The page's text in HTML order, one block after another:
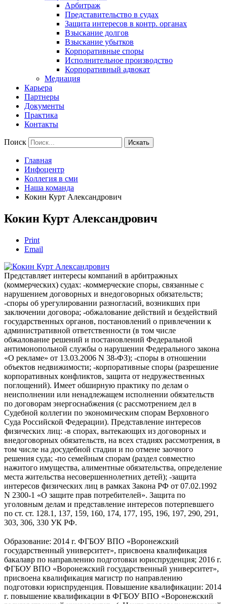
Арбитраж
Представительство в судах
Защита интересов в контр. органах
Взыскание долгов
Взыскание убытков
Корпоративные споры
Исполнительное производство
Корпоративный адвокат
Медиация
Карьера
Партнеры
Документы
Практика
Контакты
Поиск Искать
Главная
Инфоцентр
Коллегия в сми
Наша команда
Кокин Курт Александрович
Кокин Курт Александрович
Print
Email
Представляет интересы компаний в арбитражных
(коммерческих) судах: -коммерческие споры, связанные с
нарушением договорных и внедоговорных обязательств;
-споры об урегулировании разногласий, возникших при
заключении договора; -обжалование действий и бездействий
государственных органов, постановлений о привлечении к
административной ответственности (в том числе
обжалование решений и постановлений Федеральной
антимонопольной службы о нарушении Федерального закона
«О рекламе» от 13.03.2006 N 38-ФЗ); -споры в отношении
объектов недвижимости; -корпоративные споры (разрешение
корпоративных конфликтов, защита от недружественных
поглощений). Имеет обширную практику по делам о
неисполнении или ненадлежащем исполнении обязательств
по договорам энергоснабжения (с рассмотрением дел в
Судебной коллегии по экономическим спорам Верховного
Суда Российской Федерации). Представление интересов
физических лиц: -в спорах, вытекающих из договорных и
внедоговорных обязательств, на всех стадиях рассмотрения, в
том числе на досудебной стадии и по отмене заочного
решения суда; -по семейным спорам (раздел совместно
нажитого имущества, алиментные обязательства, определение
места жительства несовершеннолетних детей); -защита
интересов физических лиц в рамках Закона РФ от 07.02.1992
N 2300-1 «О защите прав потребителей». Защита по
уголовным делам и представление интересов потерпевшего
по ст. ст. 128.1, 137, 159, 160, 174, 177, 195, 196, 197, 290, 291,
303, 306, 330 УК РФ.
Образование: 2014 г. ФГБОУ ВПО «Воронежский
государственный университет», присвоена квалификация
бакалавр по направлению подготовки юриспруденция; 2016 г.
ФГБОУ ВПО «Воронежский государственный университет»,
присвоена квалификация магистр по направлению
подготовки юриспруденция. Повышение квалификации: 2014
г. повышение квалификации в ФГБОУ ВПО «Воронежский